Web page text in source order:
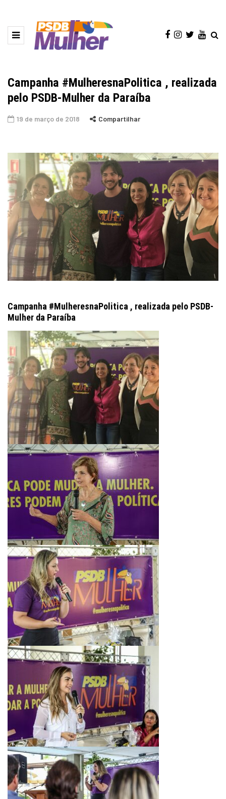
Campanha #MulheresnaPolitica , realizada
pelo PSDB-Mulher da Paraíba
19 de março de 2018 Compartilhar
Campanha #MulheresnaPolitica , realizada pelo PSDB-
Mulher da Paraíba